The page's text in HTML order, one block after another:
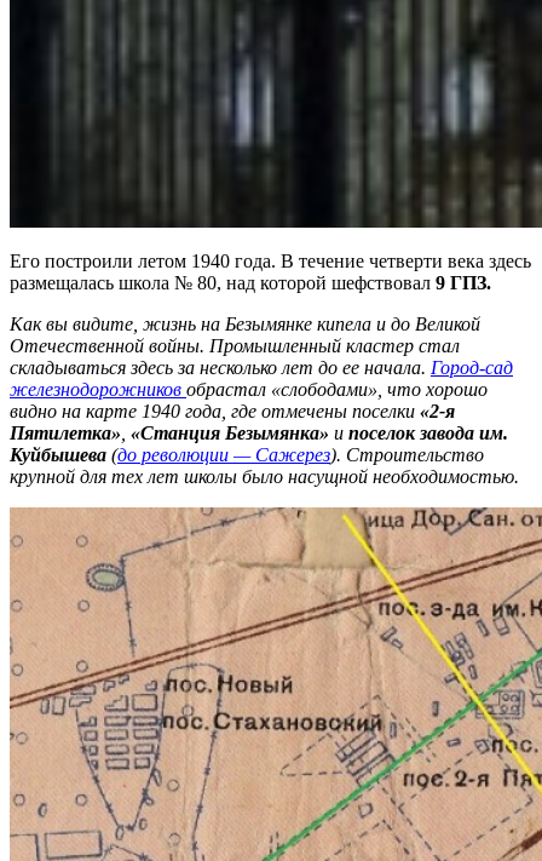
Его построили летом 1940 года. В течение четверти века здесь
размещалась школа № 80, над которой шефствовал 9 ГПЗ.
Как вы видите, жизнь на Безымянке кипела и до Великой
Отечественной войны. Промышленный кластер стал
складываться здесь за несколько лет до ее начала. Город-сад
железнодорожников обрастал «слободами», что хорошо
видно на карте 1940 года, где отмечены поселки «2-я
Пятилетка» «Станция Безымянка» и поселок завода им.
Куйбышева (до революции — Сажерез). Строительство
крупной для тех лет школы было насущной необходимостью.